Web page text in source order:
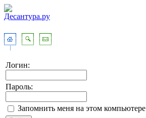
Логин:
Пароль:
Запомнить меня на этом компьютере